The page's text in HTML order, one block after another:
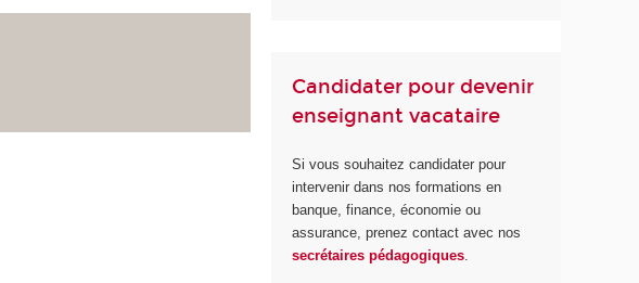
Candidater pour devenir
enseignant vacataire
Si vous souhaitez candidater pour
intervenir dans nos formations en
banque, finance, économie ou
assurance, prenez contact avec nos
secrétaires pédagogiques